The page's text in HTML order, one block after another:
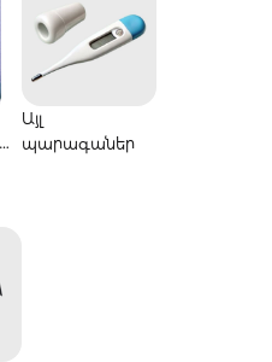
Այլ
պարագաներ